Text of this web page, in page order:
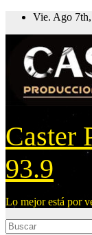
Vie. Ago
Caster
93.9
Lo mejor está por